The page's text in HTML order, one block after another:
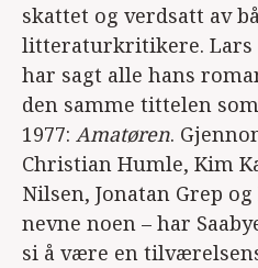
skattet og verdsatt av
litteraturkritikere. Lars
har sagt alle hans
den samme tittelen
1977: Amatøren.
Christian Humle, Kim
Nilsen, Jonatan Grep
nevne noen – har
si å være en